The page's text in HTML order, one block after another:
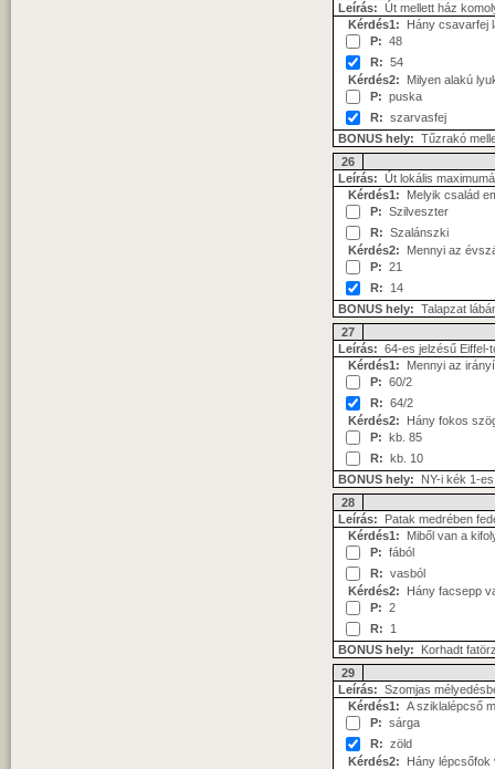
Leírás: Út mellett ház
Kérdés1: Hány csavarfej
P: 48
R: 54
Kérdés2: Milyen alakú
P: puska
R: szarvasfej
BONUS hely: Tűzrakó
26
Leírás: Út lokális
Kérdés1: Melyik család
P: Szilveszter
R: Szalánszki
Kérdés2: Mennyi az
P: 21
R: 14
BONUS hely: Talapzat
27
Leírás: 64-es jelzésű Eiffel-
Kérdés1: Mennyi az
P: 60/2
R: 64/2
Kérdés2: Hány fokos
P: kb. 85
R: kb. 10
BONUS hely: NY-i kék 1-
28
Leírás: Patak medrében
Kérdés1: Miből van a
P: fából
R: vasból
Kérdés2: Hány facsepp
P: 2
R: 1
BONUS hely: Korhadt
29
Leírás: Szomjas
Kérdés1: A sziklalépcső
P: sárga
R: zöld
Kérdés2: Hány lépcsőfok